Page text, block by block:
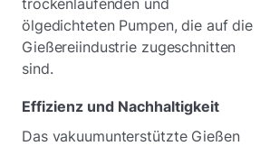
ölgedichteten Pumpen, die auf die
Gießereiindustrie zugeschnitten
sind.
Effizienz und Nachhaltigkeit
Das vakuumunterstützte Gießen